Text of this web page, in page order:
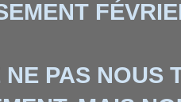
NE PAS NOUS